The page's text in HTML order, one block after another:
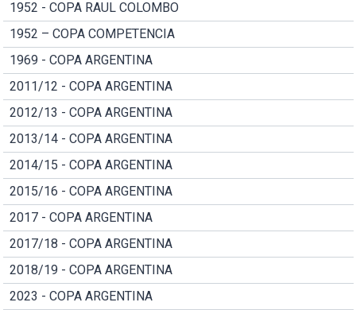
1952 - COPA RAUL COLOMBO
1952 – COPA COMPETENCIA
1969 - COPA ARGENTINA
2011/12 - COPA ARGENTINA
2012/13 - COPA ARGENTINA
2013/14 - COPA ARGENTINA
2014/15 - COPA ARGENTINA
2015/16 - COPA ARGENTINA
2017 - COPA ARGENTINA
2017/18 - COPA ARGENTINA
2018/19 - COPA ARGENTINA
2023 - COPA ARGENTINA